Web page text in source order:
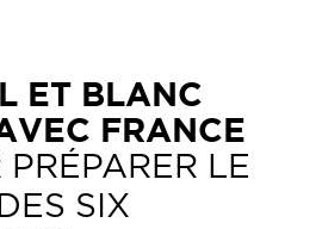
ET BLANC
FRANCE
PRÉPARER LE
SIX